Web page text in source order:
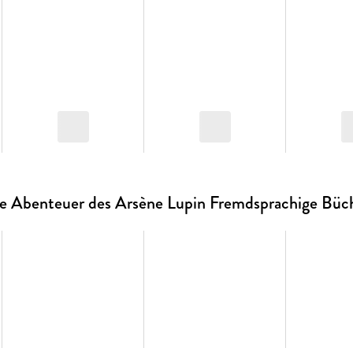
Abenteuer des Arsène Lupin Fremdsprachige